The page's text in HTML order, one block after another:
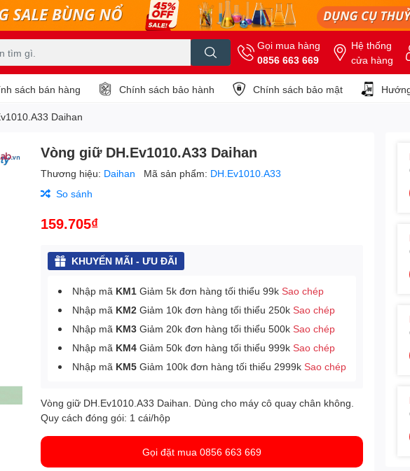
Gọi mua hàng
0856 663 669
Hệ thống
cửa hàng
sách bán hàng Chính sách bảo hành Chính sách bảo mật
Daihan
Vòng giữ DH.Ev1010.A33 Daihan
Thương hiệu: Daihan Mã sản phẩm: DH.Ev1010.A33
So sánh
159.705₫
KHUYẾN MÃI - ƯU ĐÃI
Nhập mã KM1 Giảm 5k đơn hàng tối thiểu 99kSao chép
Nhập mã KM2 Giảm 10k đơn hàng tối thiểu 250kSao chép
Nhập mã KM3 Giảm 20k đơn hàng tối thiểu 500kSao chép
Nhập mã KM4 Giảm 50k đơn hàng tối thiểu 999kSao chép
Nhập mã KM5 Giảm 100k đơn hàng tối thiểu 2999kSao chép
Vòng giữ DH.Ev1010.A33 Daihan. Dùngcho máy cô quay chân không
Quy cách đóng gói: 1 cái/hộp
Gọi đặt mua 0856 663 669